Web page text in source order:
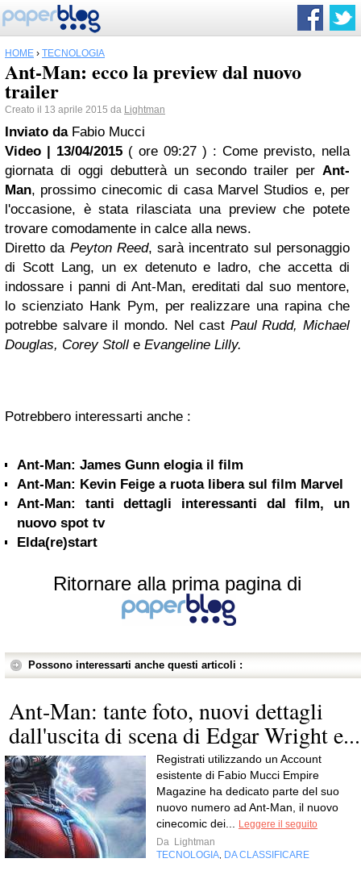
HOME › TECNOLOGIA
Ant-Man: ecco la preview dal nuovo
trailer
Creato il 13 aprile 2015 da Lightman
Inviato da Fabio Mucci
Video | 13/04/2015 ( ore 09:27 ) : Come previsto, nella
giornata di oggi debutterà un secondo trailer per Ant-
Man, prossimo cinecomic di casa Marvel Studios e, per
l'occasione, è stata rilasciata una preview che potete
trovare comodamente in calce alla news.
Diretto da Peyton Reed, sarà incentrato sul personaggio
di Scott Lang, un ex detenuto e ladro, che accetta di
indossare i panni di Ant-Man, ereditati dal suo mentore,
lo scienziato Hank Pym, per realizzare una rapina che
potrebbe salvare il mondo. Nel cast Paul Rudd, Michael
Douglas, Corey Stoll e Evangeline Lilly.
Potrebbero interessarti anche :
Ant-Man: James Gunn elogia il film
Ant-Man: Kevin Feige a ruota libera sul film Marvel
Ant-Man: tanti dettagli interessanti dal film, un
nuovo spot tv
Elda(re)start
Ritornare alla prima pagina di
Possono interessarti anche questi articoli :
Ant-Man: tante foto, nuovi dettagli
dall'uscita di scena di Edgar Wright e...
Registrati utilizzando un Account
esistente di Fabio Mucci Empire
Magazine ha dedicato parte del suo
nuovo numero ad Ant-Man, il nuovo
cinecomic dei...
Leggere il seguito
Da Lightman
TECNOLOGIA DA CLASSIFICARE